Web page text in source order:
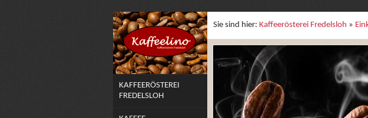
KAFFEERÖSTEREI
FREDELSLOH
Sie sind hier: Kaffeerösterei Fredelsloh »